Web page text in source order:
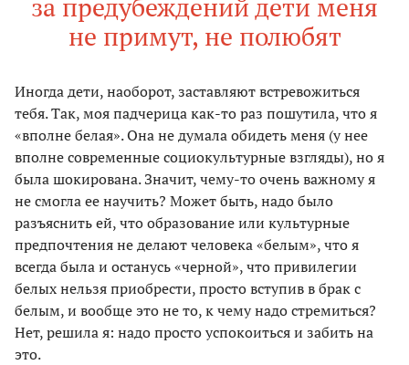
не примут, не полюбят
Иногда дети, наоборот, заставляют встревожиться
тебя. Так, моя падчерица как-то раз пошутила, что я
«вполне белая». Она не думала обидеть меня (у нее
вполне современные социокультурные взгляды), но я
была шокирована. Значит, чему-то очень важному я
не смогла ее научить? Может быть, надо было
разъяснить ей, что образование или культурные
предпочтения не делают человека «белым», что я
всегда была и останусь «черной», что привилегии
белых нельзя приобрести, просто вступив в брак с
белым, и вообще это не то, к чему надо стремиться?
Нет, решила я: надо просто успокоиться и забить на
это.